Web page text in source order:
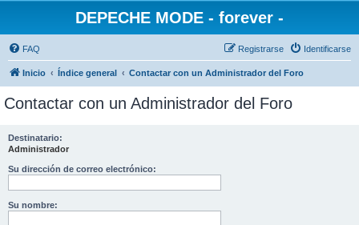
DEPECHE MODE - forever -
FAQ Identificarse
Registrarse
Inicio Índice general Contactar con un Administrador del Foro
Contactar con un Administrador del Foro
Destinatario:
Administrador
Su dirección de correo electrónico:
Su nombre: